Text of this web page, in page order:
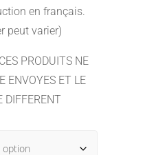
en français.
peut varier)
PRODUITS NE
ENVOYES ET LE
DIFFERENT